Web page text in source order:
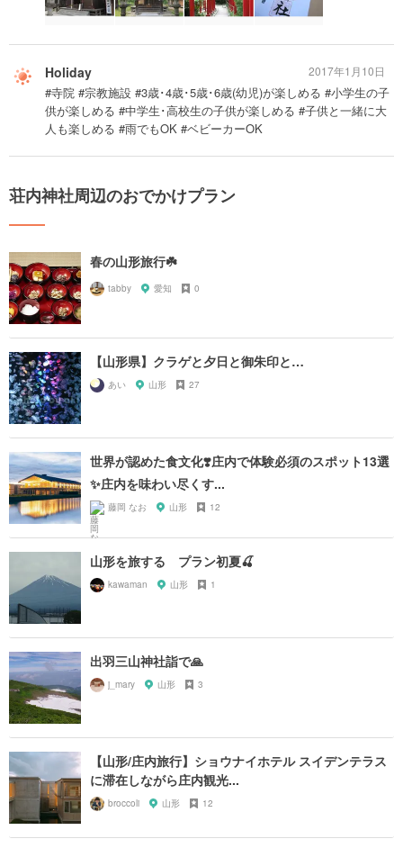
Holiday
#寺院 #宗教施設 #3歳･4歳･5歳･6歳(幼児)が楽しめる #小学生の子
供が楽しめる #中学生･高校生の子供が楽しめる #子供と一緒に大
人も楽しめる #雨でもOK #ベビーカーOK
2017年1月10日
荘内神社周辺のおでかけプラン
春の山形旅行☘️
tabby 愛知 0
【山形県】クラゲと夕日と御朱印と…
あい 山形 27
世界が認めた食文化❣️庄内で体験必須のスポット13選
✨庄内を味わい尽くす...
藤岡 なお 山形 12
山形を旅する プラン初夏🍒
kawaman 山形 1
出羽三山神社詣で🙏
j_mary 山形 3
【山形/庄内旅行】ショウナイホテル スイデンテラス
に滞在しながら庄内観光...
broccoli 山形 12